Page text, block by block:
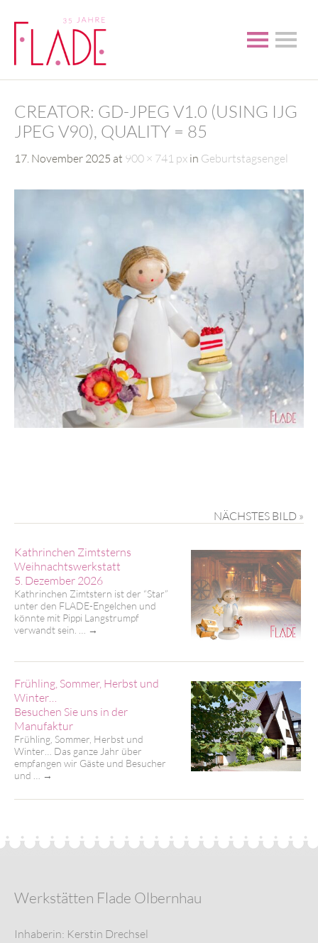
CREATOR: GD-JPEG V1.0 (USING IJG
JPEG V90), QUALITY = 85
17. November 2025 at 900 × 741 px in Geburtstagsengel
NÄCHSTES BILD »
Kathrinchen Zimtsterns
Weihnachtswerkstatt
5. Dezember 2026
Kathrinchen Zimtstern ist der “Star”
unter den FLADE-Engelchen und
könnte mit Pippi Langstrumpf
verwandt sein. …
→
Frühling, Sommer, Herbst und
Winter…
Besuchen Sie uns in der
Manufaktur
Frühling, Sommer, Herbst und
Winter… Das ganze Jahr über
empfangen wir Gäste und Besucher
und …
→
Werkstätten Flade Olbernhau
Inhaberin: Kerstin Drechsel